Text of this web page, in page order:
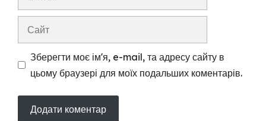
Зберегти моє ім'я, e-mail, та адресу сайту в
цьому браузері для моїх подальших коментарів.